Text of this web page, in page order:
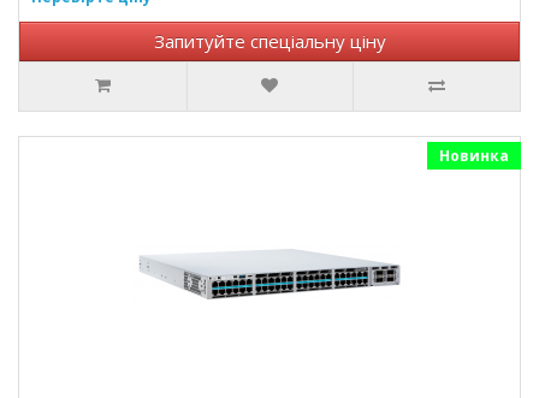
Запитуйте спеціальну ціну
Новинка